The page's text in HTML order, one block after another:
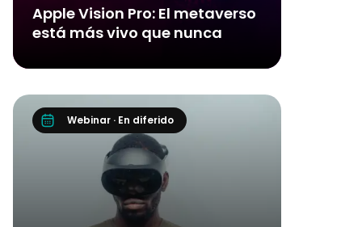
Apple Vision Pro: El metaverso
está más vivo que nunca
Webinar · En diferido